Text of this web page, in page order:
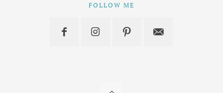
FOLLOW ME